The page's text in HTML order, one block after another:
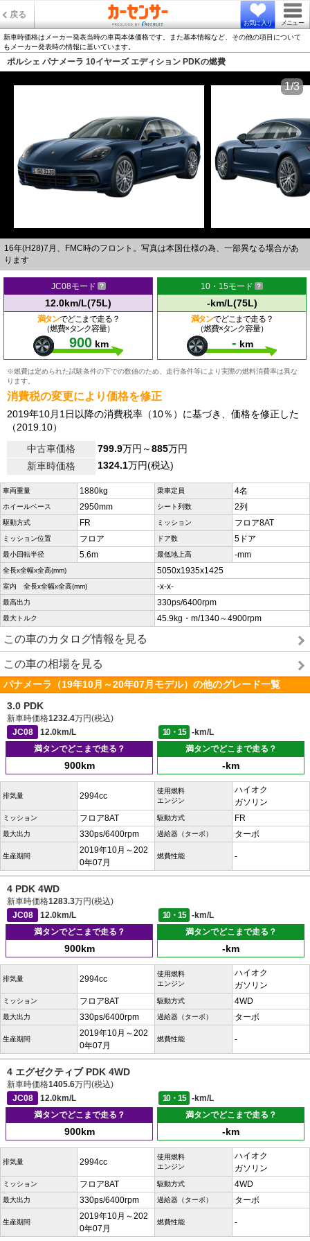
戻る
お気に入り メニュー
新車時価格はメーカー発表当時の車両本体価格です。また基本情報など、その他の項目について
もメーカー発表時の情報に基いています。
ポルシェ パナメーラ 10イヤーズ エディション PDKの燃費
16年(H28)7月、FMC時のフロント。写真は本国仕様の為、一部異なる場合があ
ります
1/3
JC08モード
12.0km/L(75L)
満タンでどこまで走る？
（燃費×タンク容量）
900 km
10・15モード
-km/L(75L)
満タンでどこまで走る？
（燃費×タンク容量）
- km
※燃費は定められた試験条件の下での数値のため、走行条件等により実際の燃料消費率は異な
ります。
消費税の変更により価格を修正
2019年10月1日以降の消費税率（10％）に基づき、価格を修正した
（2019.10）
中古車価格
799.9万円～885万円
新車時価格
1324.1万円(税込)
車両重量 1880kg 乗車定員 4名
ホイールベース 2950mm シート列数 2列
駆動方式 FR ミッション フロア8AT
ミッション位置 フロア ドア数 5ドア
最小回転半径 5.6m 最低地上高 -mm
全長x全幅x全高(mm) 5050x1935x1425
室内 全長x全幅x全高(mm) -x-x-
最高出力 330ps/6400rpm
最大トルク 45.9kg・m/1340～4900rpm
この車のカタログ情報を見る
この車の相場を見る
パナメーラ（19年10月～20年07月モデル）の他のグレード一覧
3.0 PDK
新車時価格1232.4万円(税込)
JC08
12.0km/L 10・15
-km/L
満タンでどこまで走る？
900km
満タンでどこまで走る？
-km
排気量 2994cc
使用燃料
エンジン
ハイオク
ガソリン
ミッション フロア8AT 駆動方式 FR
最大出力 330ps/6400rpm 過給器（ターボ） ターボ
生産期間
2019年10月～202
0年07月
燃費性能 -
4 PDK 4WD
新車時価格1283.3万円(税込)
JC08
12.0km/L 10・15
-km/L
満タンでどこまで走る？
900km
満タンでどこまで走る？
-km
排気量 2994cc
使用燃料
エンジン
ハイオク
ガソリン
ミッション フロア8AT 駆動方式 4WD
最大出力 330ps/6400rpm 過給器（ターボ） ターボ
生産期間
2019年10月～202
0年07月
燃費性能 -
4 エグゼクティブ PDK 4WD
新車時価格1405.6万円(税込)
JC08
12.0km/L 10・15
-km/L
満タンでどこまで走る？
900km
満タンでどこまで走る？
-km
排気量 2994cc
使用燃料
エンジン
ハイオク
ガソリン
ミッション フロア8AT 駆動方式 4WD
最大出力 330ps/6400rpm 過給器（ターボ） ターボ
生産期間
2019年10月～202
0年07月
燃費性能 -